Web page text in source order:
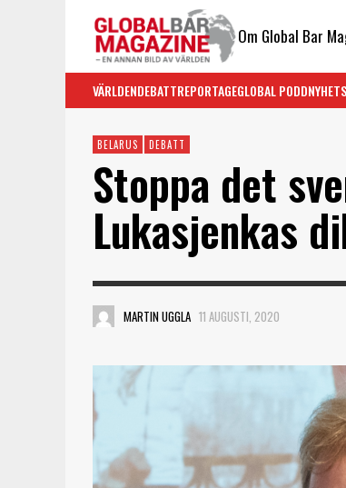
Om Global Bar
VÄRLDENDEBATTREPORTAGEGLOBAL PODD
BELARUS DEBATT
Stoppa det
Lukasjenkas
MARTIN UGGLA 11 AUGUSTI, 2020